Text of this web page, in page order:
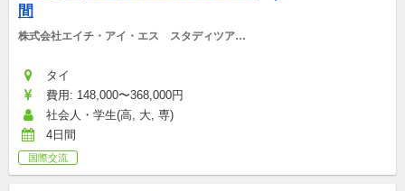
間
株式会社エイチ・アイ・エス　スタディツアー
タイ
費用: 148,000〜368,000円
社会人・学生(高, 大, 専)
4日間
国際交流